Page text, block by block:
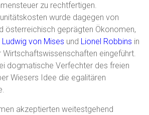
zu rechtfertigen.
wurde dagegen von
österreichisch geprägten Ökonomen,
Ludwig von Mises und Lionel Robbins in
Wirtschaftswissenschaften eingeführt.
dogmatische Verfechter des freien
Wiesers Idee die egalitären
akzeptierten weitestgehend